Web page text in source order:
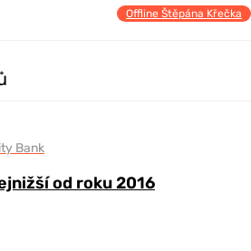
Offline Štěpána Křečka
Bank
od roku 2016